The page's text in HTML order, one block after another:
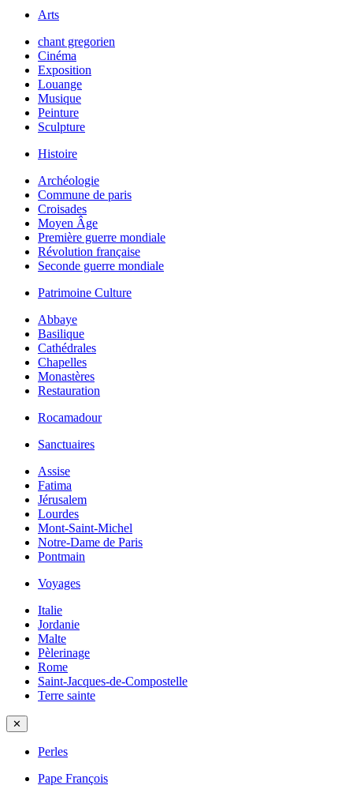
Arts
chant gregorien
Cinéma
Exposition
Louange
Musique
Peinture
Sculpture
Histoire
Archéologie
Commune de paris
Croisades
Moyen Âge
Première guerre mondiale
Révolution française
Seconde guerre mondiale
Patrimoine Culture
Abbaye
Basilique
Cathédrales
Chapelles
Monastères
Restauration
Rocamadour
Sanctuaires
Assise
Fatima
Jérusalem
Lourdes
Mont-Saint-Michel
Notre-Dame de Paris
Pontmain
Voyages
Italie
Jordanie
Malte
Pèlerinage
Rome
Saint-Jacques-de-Compostelle
Terre sainte
✕
Perles
Pape François